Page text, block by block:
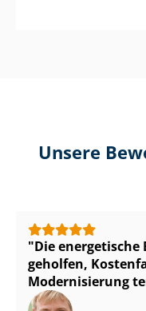
Unsere
Die
geholfen,
Modernisierung